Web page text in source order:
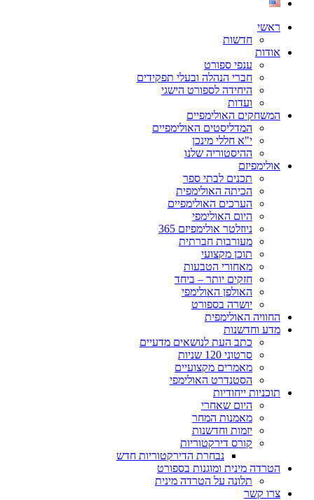
ראשי
חדשות
אודות
ענפי ספורט
חברי הנהלה ובעלי תפקידים
היחידה לספורט הישגי
ועדות
המשחקים האולימפיים
המדליסטים האולימפיים
י"א חללי מינכן
ההיסטוריה שלנו
אולימפיזם
תכנים לבתי ספר
הכיתה האולימפית
הערכים האולימפיים
היום האולימפי
ניוזלטר אולימפיזם 365
מעורבות חברתית
תוכן מקצועי
מאחורי הטבעות
חזקים יותר – ביחד
האולפן האולימפי
יושרה בספורט
החוויה האולימפית
מדע וחדשנות
כתב העת לנושאים מדעיים
סרטוני 120 שניות
מאמרים מקצועיים
הסטנדרט האולימפי
תוכניות ייחודיות
היום שאחרי
מאמנות המחר
יזמות וחדשנות
קורס דירקטוריות
נבחרת הדירקטוריות חדש
הטרדה מינית ומוגנות בספורט
תלונה על הטרדה מינית
צרו קשר